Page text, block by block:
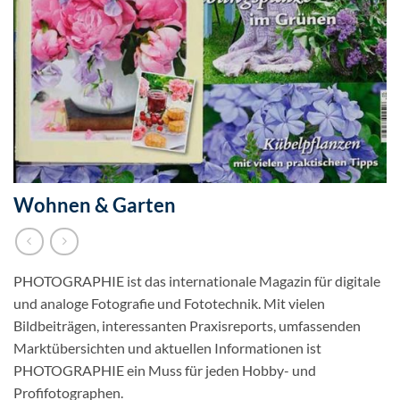
Wohnen & Garten
PHOTOGRAPHIE ist das internationale Magazin für digitale
und analoge Fotografie und Fototechnik. Mit vielen
Bildbeiträgen, interessanten Praxisreports, umfassenden
Marktübersichten und aktuellen Informationen ist
PHOTOGRAPHIE ein Muss für jeden Hobby- und
Profifotographen.